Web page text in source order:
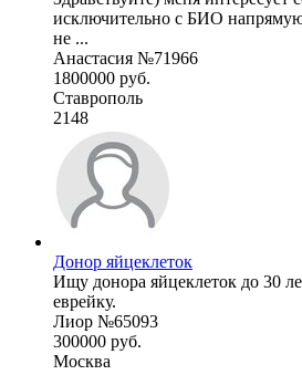
исключительно с БИО
не ...
Анастасия №71966
1800000 руб.
Ставрополь
2148
Донор яйцеклеток
Ищу донора яйцеклеток до 30
еврейку.
Лиор №65093
300000 руб.
Москва